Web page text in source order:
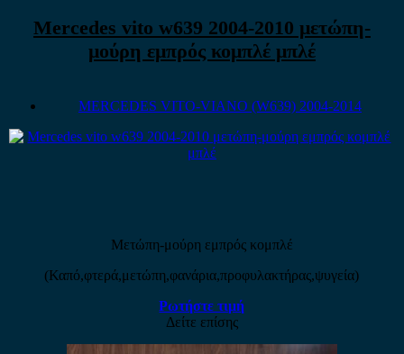
Mercedes vito w639 2004-2010 μετώπη-
μούρη εμπρός κομπλέ μπλέ
MERCEDES VITO-VIANO (W639) 2004-2014
Μετώπη-μούρη εμπρός κομπλέ
(Καπό,φτερά,μετώπη,φανάρια,προφυλακτήρας,ψυγεία)
Ρωτήστε τιμή
Δείτε επίσης